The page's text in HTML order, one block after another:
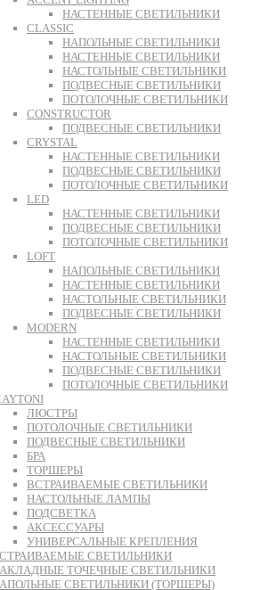
НАСТЕННЫЕ СВЕТИЛЬНИКИ
CLASSIC
НАПОЛЬНЫЕ СВЕТИЛЬНИКИ
НАСТЕННЫЕ СВЕТИЛЬНИКИ
НАСТОЛЬНЫЕ СВЕТИЛЬНИКИ
ПОДВЕСНЫЕ СВЕТИЛЬНИКИ
ПОТОЛОЧНЫЕ СВЕТИЛЬНИКИ
CONSTRUCTOR
ПОДВЕСНЫЕ СВЕТИЛЬНИКИ
CRYSTAL
НАСТЕННЫЕ СВЕТИЛЬНИКИ
ПОДВЕСНЫЕ СВЕТИЛЬНИКИ
ПОТОЛОЧНЫЕ СВЕТИЛЬНИКИ
LED
НАСТЕННЫЕ СВЕТИЛЬНИКИ
ПОДВЕСНЫЕ СВЕТИЛЬНИКИ
ПОТОЛОЧНЫЕ СВЕТИЛЬНИКИ
LOFT
НАПОЛЬНЫЕ СВЕТИЛЬНИКИ
НАСТЕННЫЕ СВЕТИЛЬНИКИ
НАСТОЛЬНЫЕ СВЕТИЛЬНИКИ
ПОДВЕСНЫЕ СВЕТИЛЬНИКИ
MODERN
НАСТЕННЫЕ СВЕТИЛЬНИКИ
НАСТОЛЬНЫЕ СВЕТИЛЬНИКИ
ПОДВЕСНЫЕ СВЕТИЛЬНИКИ
ПОТОЛОЧНЫЕ СВЕТИЛЬНИКИ
ЛЮСТРЫ
ПОТОЛОЧНЫЕ СВЕТИЛЬНИКИ
ПОДВЕСНЫЕ СВЕТИЛЬНИКИ
БРА
ТОРШЕРЫ
ВСТРАИВАЕМЫЕ СВЕТИЛЬНИКИ
НАСТОЛЬНЫЕ ЛАМПЫ
ПОДСВЕТКА
АКСЕССУАРЫ
УНИВЕРСАЛЬНЫЕ КРЕПЛЕНИЯ
СВЕТИЛЬНИКИ
ТОЧЕЧНЫЕ СВЕТИЛЬНИКИ
СВЕТИЛЬНИКИ (ТОРШЕРЫ)